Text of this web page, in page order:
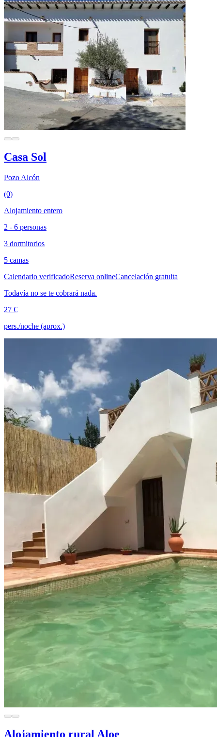
Casa Sol
Pozo Alcón
(0)
Alojamiento entero
2 - 6 personas
3 dormitorios
5 camas
Calendario verificadoReserva onlineCancelación gratuita
Todavía no se te cobrará nada.
27 €
pers./noche (aprox.)
Alojamiento rural Aloe